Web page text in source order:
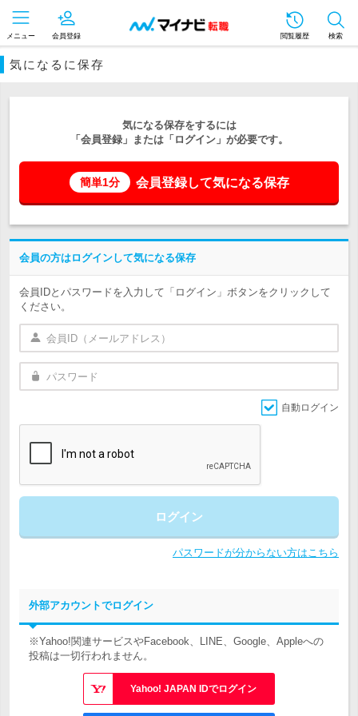
メニュー 会員登録 閲覧履歴 検索
気になるに保存
気になる保存をするには
「会員登録」または「ログイン」が必要です。
簡単1分 会員登録して気になる保存
会員の方はログインして気になる保存
会員IDとパスワードを入力して「ログイン」ボタンをクリックして
ください。
自動ログイン
ログイン
パスワードが分からない方はこちら
外部アカウントでログイン
※Yahoo!関連サービスやFacebook、LINE、Google、Appleへの
投稿は一切行われません。
Yahoo! JAPAN IDでログイン